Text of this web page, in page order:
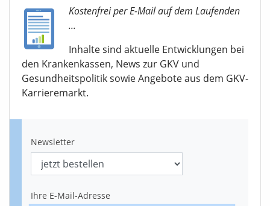
Kostenfrei per E-Mail auf dem Laufenden
...
Inhalte sind aktuelle Entwicklungen bei
den Krankenkassen, News zur GKV und
Gesundheitspolitik sowie Angebote aus dem GKV-
Karrieremarkt.
Newsletter
Ihre E-Mail-Adresse